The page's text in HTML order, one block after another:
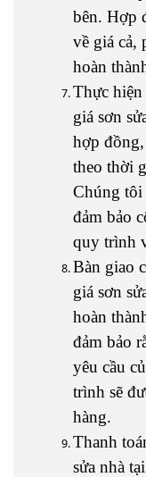
bên. Hợp
về giá cả,
hoàn
Thực
giá sơn
hợp
theo thời
Chúng tôi
đảm bảo
quy trình
Bàn giao
giá sơn
hoàn
đảm bảo
yêu cầu
trình sẽ
hàng.
Thanh
sửa nhà